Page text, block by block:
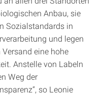
Anbau, sie
Sozialstandards in
und legen
eine hohe
Anstelle von Labeln
Weg der
so Leonie